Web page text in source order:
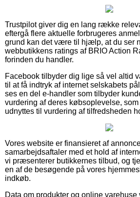
Trustpilot giver dig en lang række
eftergå flere aktuelle forbrugeres
grund kan det være til hjælp, at du ser
webbutikkens ratings af BRIO Action
forinden du handler.
Facebook tilbyder dig lige så vel altid
til at få indtryk af internet selskabets
ses en del e-handler som tilbyder
vurdering af deres købsoplevelse,
udnyttes til vurdering af tilfredsheden
Vores website er finansieret af
samarbejdsaftaler med et hold af
vi præsenterer butikkernes tilbud, og
en af de besøgende på vores
indkøb.
Data om produkter og online